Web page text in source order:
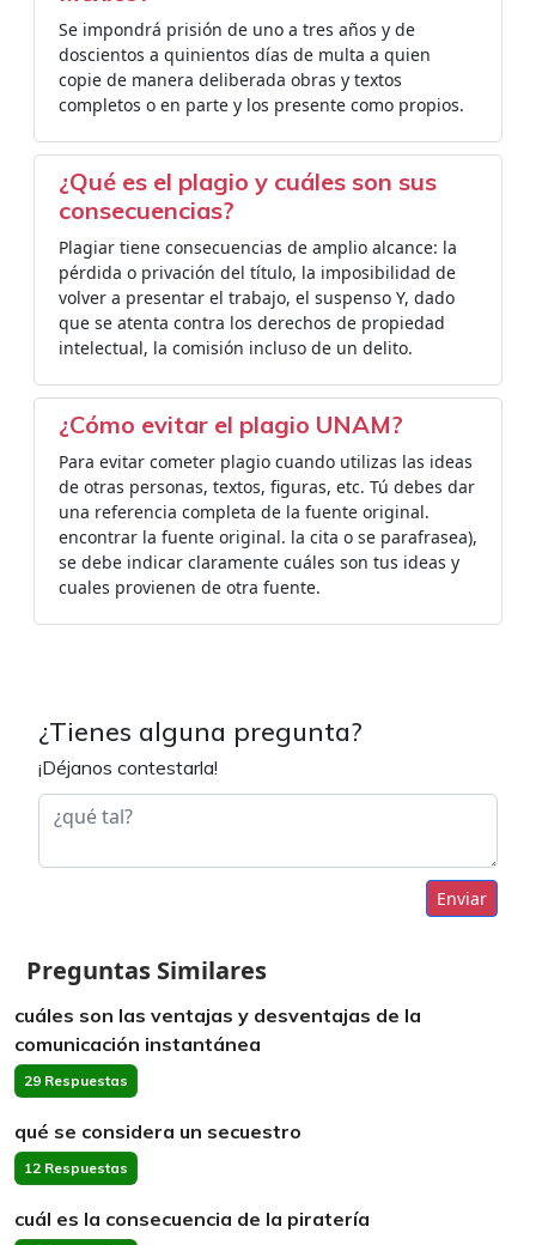
Se impondrá prisión de uno a tres años y de
doscientos a quinientos días de multa a quien
copie de manera deliberada obras y textos
completos o en parte y los presente como propios.
¿Qué es el plagio y cuáles son sus
consecuencias?
Plagiar tiene consecuencias de amplio alcance: la
pérdida o privación del título, la imposibilidad de
volver a presentar el trabajo, el suspenso Y, dado
que se atenta contra los derechos de propiedad
intelectual, la comisión incluso de un delito.
¿Cómo evitar el plagio UNAM?
Para evitar cometer plagio cuando utilizas las ideas
de otras personas, textos, figuras, etc. Tú debes dar
una referencia completa de la fuente original.
encontrar la fuente original. la cita o se parafrasea),
se debe indicar claramente cuáles son tus ideas y
cuales provienen de otra fuente.
¿Tienes alguna pregunta?
¡Déjanos contestarla!
Enviar
Preguntas Similares
cuáles son las ventajas y desventajas de la
comunicación instantánea
29 Respuestas
qué se considera un secuestro
12 Respuestas
cuál es la consecuencia de la piratería